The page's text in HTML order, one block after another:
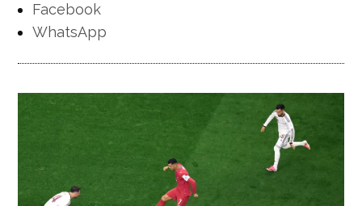
Facebook
WhatsApp